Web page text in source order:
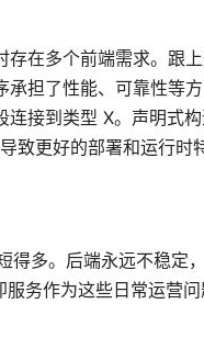
在多个前端需求。跟
担了性能、可靠性等
接到类型 X。声明式
更好的部署和运行时
多。后端永远不稳定
务作为这些日常运营问